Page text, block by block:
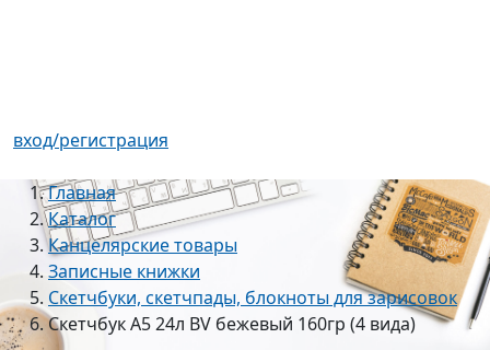
вход/регистрация
Главная
Каталог
Канцелярские товары
Записные книжки
Скетчбуки, скетчпады, блокноты для зарисовок
Скетчбук А5 24л BV бежевый 160гр (4 вида)